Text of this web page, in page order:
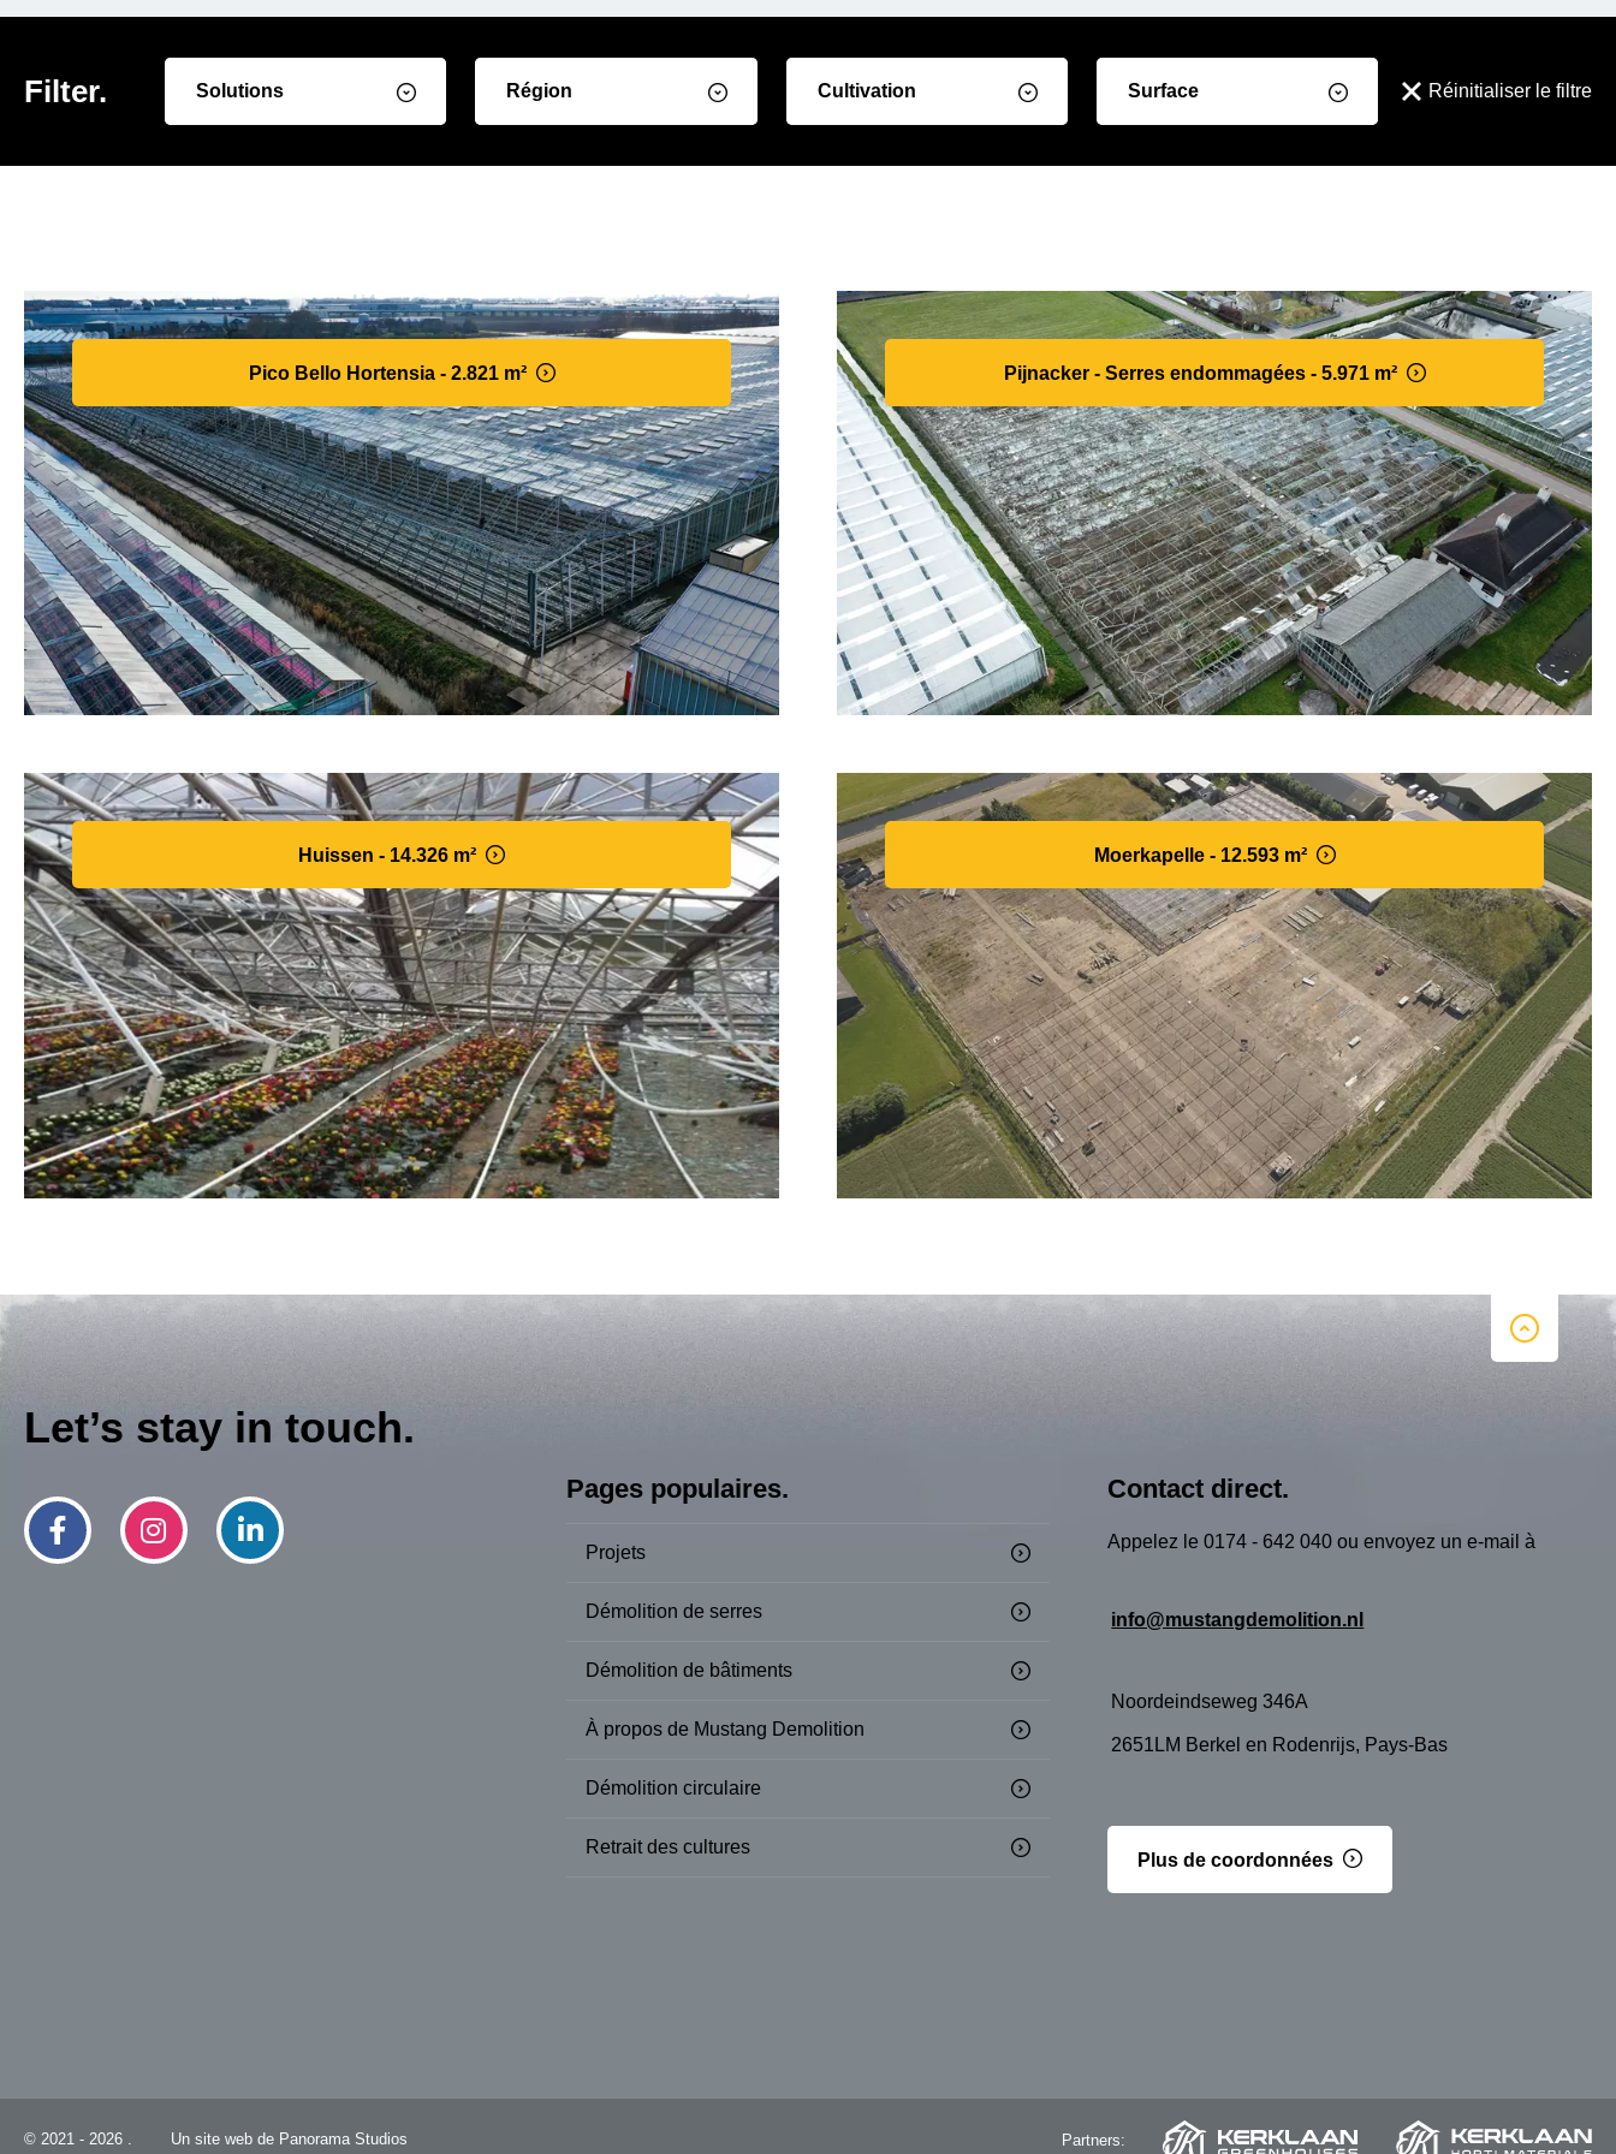
Filter. Solutions Région Cultivation Surface Réinitialiser le filtre
Pico Bello Hortensia - 2.821 m² Pijnacker - Serres endommagées - 5.971 m²
Huissen - 14.326 m² Moerkapelle - 12.593 m²
Let’s stay in touch.
Pages populaires.
Projets
Démolition de serres
Démolition de bâtiments
À propos de Mustang Demolition
Démolition circulaire
Retrait des cultures
Contact direct.
Appelez le 0174 - 642 040 ou envoyez un e-mail à
info@mustangdemolition.nl
Noordeindseweg 346A
2651LM Berkel en Rodenrijs, Pays-Bas
Plus de coordonnées
Partners:
© 2021 - 2026 . Un site web de Panorama Studios